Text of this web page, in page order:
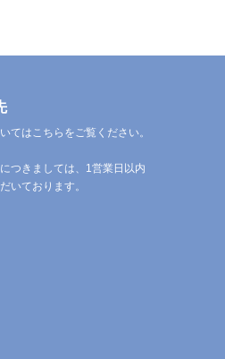
てはこちらをご覧ください。
つきましては、1営業日以内
いております。